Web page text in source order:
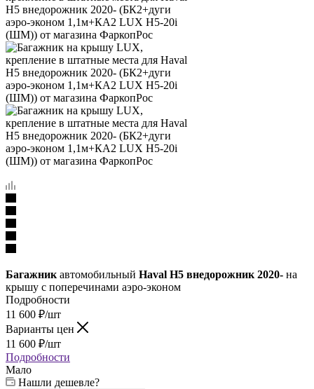
Багажник автомобильный Haval H5 внедорожник 2020- на
крышу с поперечинами аэро-эконом
Подробности
11 600 ₽/шт
Варианты цен
11 600 ₽/шт
Подробности
Мало
Нашли дешевле?